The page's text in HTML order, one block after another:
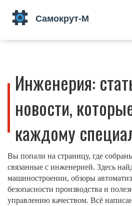
Инженерия:
новости,
каждому
Вы попали на страницу, где
связанные с инженерией. Здесь
машиностроении, обзоры
безопасности производства и
управлению качеством. Всё